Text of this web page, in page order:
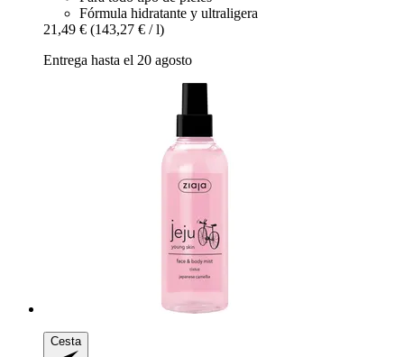
Fórmula hidratante y ultraligera
21,49 € (143,27 € / l)
Entrega hasta el 20 agosto
Cesta